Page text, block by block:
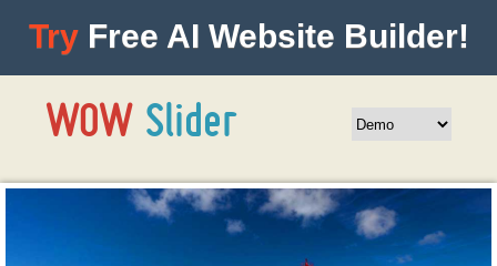
Try Free AI Website Builder!